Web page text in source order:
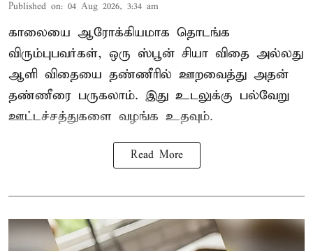
Published on: 04 Aug 2026, 3:34 am
காலையை ஆரோக்கியமாக தொடங்க
விரும்புபவர்கள், ஒரு ஸ்பூன் சியா விதை அல்லது
ஆளி விதையை தண்ணீரில் ஊறவைத்து அதன்
தண்ணீரை பருகலாம். இது உடலுக்கு பல்வேறு
ஊட்டச்சத்துகளை வழங்க உதவும்.
Read More